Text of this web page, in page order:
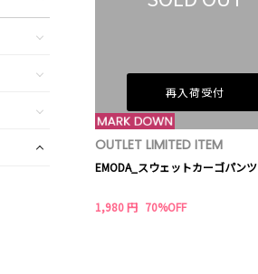
再入荷受付
OUTLET LIMITED ITEM
EMODA_スウェットカーゴパンツ
1,980 円 70%OFF